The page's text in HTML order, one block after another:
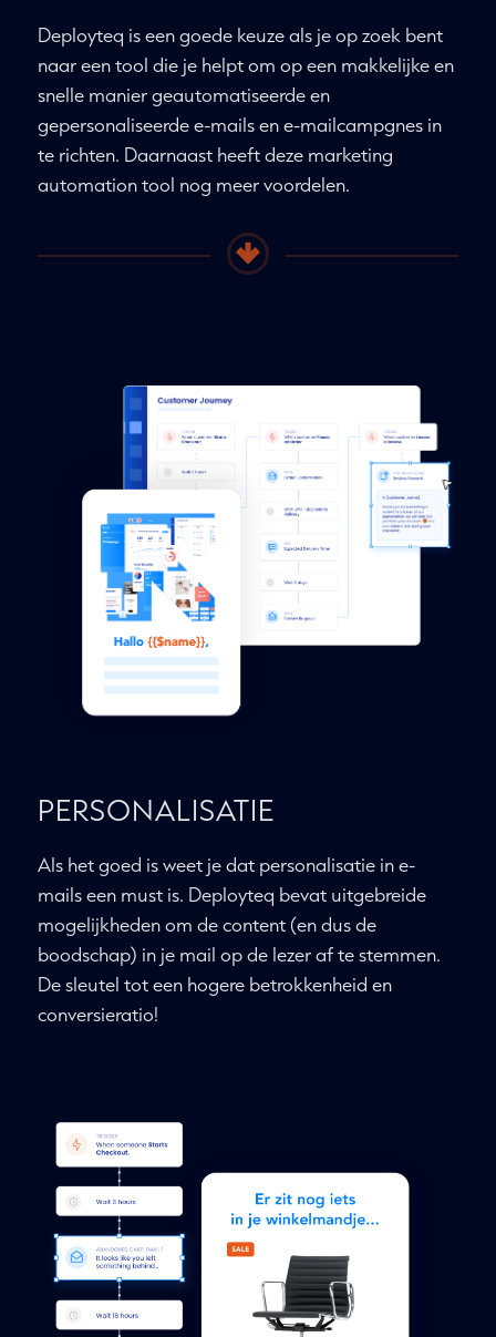
Deployteq is een goede keuze als je op zoek bent
naar een tool die je helpt om op een makkelijke en
snelle manier geautomatiseerde en
gepersonaliseerde e-mails en e-mailcampgnes in
te richten. Daarnaast heeft deze marketing
automation tool nog meer voordelen.
PERSONALISATIE
Als het goed is weet je dat personalisatie in e-
mails een must is. Deployteq bevat uitgebreide
mogelijkheden om de content (en dus de
boodschap) in je mail op de lezer af te stemmen.
De sleutel tot een hogere betrokkenheid en
conversieratio!